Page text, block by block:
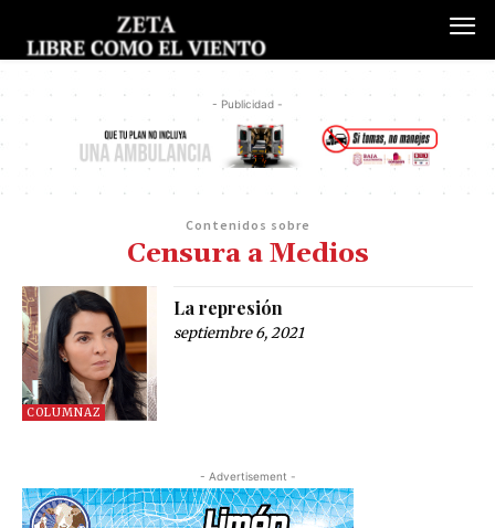
- Publicidad -
Contenidos sobre
Censura a Medios
COLUMNAZ
La represión
septiembre 6, 2021
- Advertisement -